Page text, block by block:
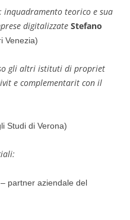
inquadramento teorico e sua
digitalizzate Stefano
Venezia)
gli altri istituti di propriet
e complementarit con il
Studi di Verona)
partner aziendale del